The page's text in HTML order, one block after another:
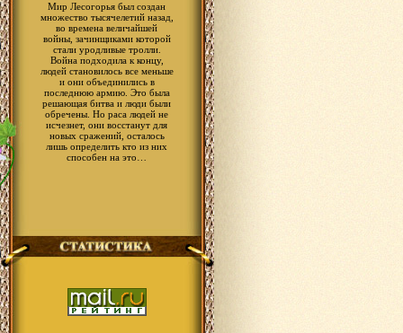
Мир Лесогорья был создан
множество тысячелетий назад,
во времена величайшей
войны, зачинщиками которой
стали уродливые тролли.
Война подходила к концу,
людей становилось все меньше
и они объединились в
последнюю армию. Это была
решающая битва и люди были
обречены. Но раса людей не
исчезнет, они восстанут для
новых сражений, осталось
лишь определить кто из них
способен на это…